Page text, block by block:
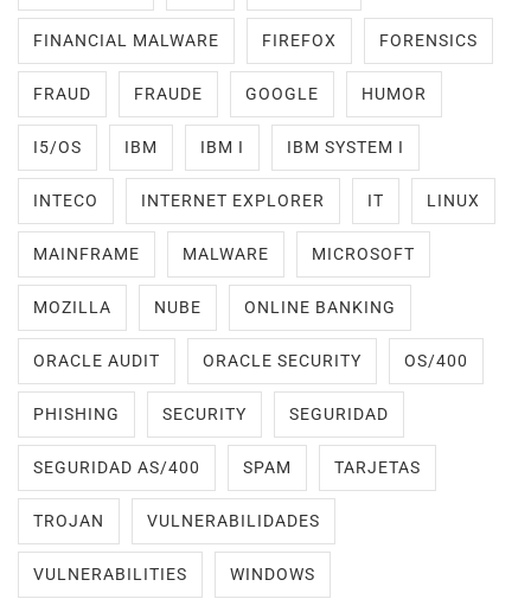
FINANCIAL MALWARE FIREFOX FORENSICS
FRAUD FRAUDE GOOGLE HUMOR
I5/OS IBM IBM I IBM SYSTEM I
INTECO INTERNET EXPLORER IT LINUX
MAINFRAME MALWARE MICROSOFT
MOZILLA NUBE ONLINE BANKING
ORACLE AUDIT ORACLE SECURITY OS/400
PHISHING SECURITY SEGURIDAD
SEGURIDAD AS/400 SPAM TARJETAS
TROJAN VULNERABILIDADES
VULNERABILITIES WINDOWS